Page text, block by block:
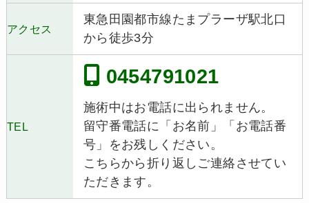
アクセス
東急田園都市線たまプラーザ駅北口
から徒歩3分
TEL
0454791021
施術中はお電話に出られません。
留守番電話に「お名前」「お電話番
号」をお残しください。
こちらから折り返しご連絡させてい
ただきます。